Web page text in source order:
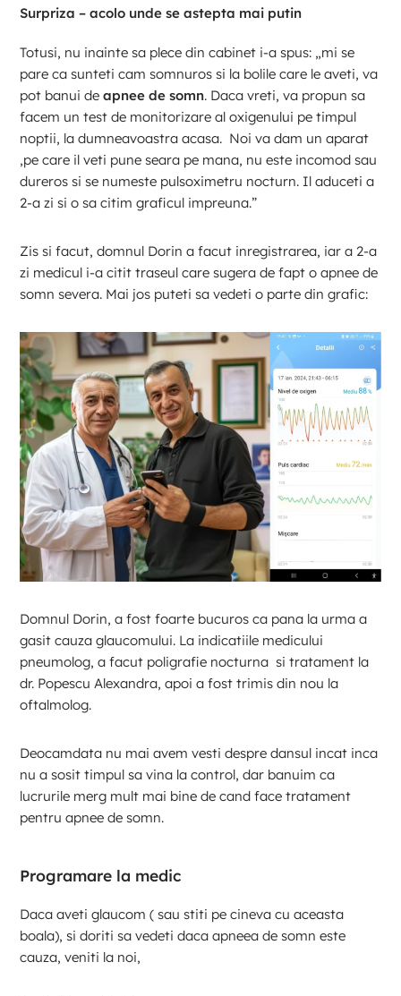
Surpriza – acolo unde se astepta mai putin
Totusi, nu inainte sa plece din cabinet i-a spus: „mi se
pare ca sunteti cam somnuros si la bolile care le aveti, va
pot banui deapnee de somn. Daca vreti, va propun sa
facem un test de monitorizare al oxigenului pe timpul
noptii, la dumneavoastra acasa. Noi va dam un aparat
,pe care il veti pune seara pe mana, nu este incomod sau
dureros si se numeste pulsoximetru nocturn. Il aduceti a
2-a zi si o sa citim graficul impreuna.”
Zis si facut, domnul Dorin a facut inregistrarea, iar a 2-a
zi medicul i-a citit traseul care sugera de fapt o apnee de
somn severa. Mai jos puteti sa vedeti o parte din grafic:
Domnul Dorin, a fost foarte bucuros ca pana la urma a
gasit cauza glaucomului. La indicatiile medicului
pneumolog, a facut poligrafie nocturna si tratament la
dr. Popescu Alexandra, apoi a fost trimis din nou la
oftalmolog.
Deocamdata nu mai avem vesti despre dansul incat inca
nu a sosit timpul sa vina la control, dar banuim ca
lucrurile merg mult mai bine de cand face tratament
pentru apnee de somn.
Programare la medic
Daca aveti glaucom ( sau stiti pe cineva cu aceasta
boala), si doriti sa vedeti daca apneea de somn este
cauza, veniti la noi,